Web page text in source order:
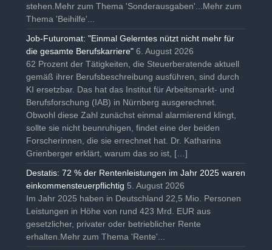
stehen.Mehr zum Thema 'Sonderausgaben'...Mehr zum
Thema 'Beihilfe'...
Job-Futuromat: "Einmal Gelerntes nützt nicht mehr für
die gesamte Berufskarriere" 6. August 2026
62 Prozent der Tätigkeiten, die Steuerberatende aktuell
gemäß ihrer Berufsbeschreibung ausführen, sind durch
KI ersetzbar. Das hat das Institut für Arbeitsmarkt- und
Berufsforschung (IAB) in Nürnberg ausgerechnet.
Obwohl diese Zahl zunächst einmal alarmierend klingt,
sollte sie nicht beunruhigen, findet eine der beiden
Forscherinnen, die sie errechnet hat. Dr. Katharina
Grienberger erklärt, warum das so ist, […]
Destatis: 72 % der Rentenleistungen im Jahr 2025 waren
einkommensteuerpflichtig 5. August 2026
Im Jahr 2025 haben in Deutschland 22,5 Mio. Personen
Leistungen in Höhe von rund 423 Mrd. EUR aus
gesetzlicher, privater oder betrieblicher Rente
erhalten.Mehr zum Thema 'Rente'...